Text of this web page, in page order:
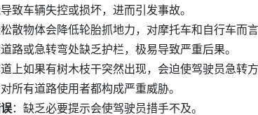
致车辆失控或损坏，进而引发事故。
散物体会降低轮胎抓地力，对摩托车和自行车而言
路或急转弯处缺乏护栏，极易导致严重后果。
上如果有树木枝干突然出现，会迫使驾驶员急转
所有道路使用者都构成严重威胁。
：缺乏必要提示会使驾驶员措手不及。